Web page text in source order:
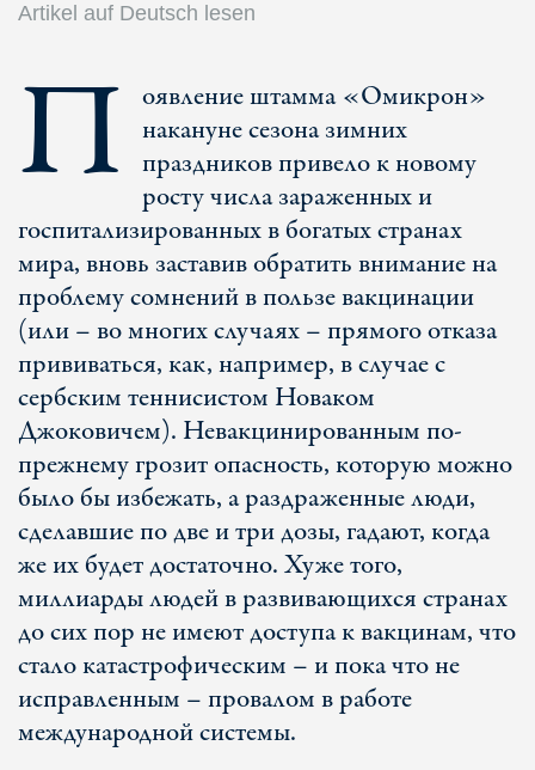
Artikel auf Deutsch lesen
П оявление штамма «Омикрон»
накануне сезона зимних
праздников привело к новому
росту числа зараженных и
госпитализированных в богатых странах
мира, вновь заставив обратить внимание на
проблему сомнений в пользе вакцинации
(или – во многих случаях – прямого отказа
прививаться, как, например, в случае с
сербским теннисистом Новаком
Джоковичем). Невакцинированным по-
прежнему грозит опасность, которую можно
было бы избежать, а раздраженные люди,
сделавшие по две и три дозы, гадают, когда
же их будет достаточно. Хуже того,
миллиарды людей в развивающихся странах
до сих пор не имеют доступа к вакцинам, что
стало катастрофическим – и пока что не
исправленным – провалом в работе
международной системы.